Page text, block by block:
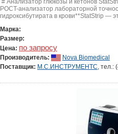
# Анализатор глюкозы и кетонов
POCT-анализатор лабораторной
гидроксибутирата в крови**StatStrip —
Марка:
Размер:
Цена: по запросу
Производитель:
Nova Biomedical
Поставщик: М.С.ИНСТРУМЕНТС, тел.: